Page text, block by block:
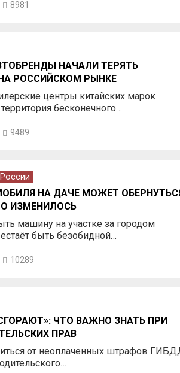
8981
НАЧАЛИ ТЕРЯТЬ
РОССИЙСКОМ РЫНКЕ
центры китайских марок
бесконечного…
9489
НА ДАЧЕ МОЖЕТ
ИЗМЕНИЛОСЬ
машину на участке за городом
быть безобидной…
10289
ЧТО ВАЖНО ЗНАТЬ ПРИ
ПРАВ
от неоплаченных штрафов